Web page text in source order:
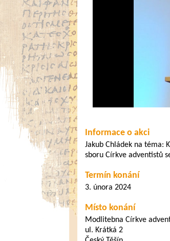
Informace o akci
Jakub Chládek na téma:
sboru Církve adventistů
Termín konání
3. února 2024
Místo konání
Modlitebna Církve
ul. Krátká 2